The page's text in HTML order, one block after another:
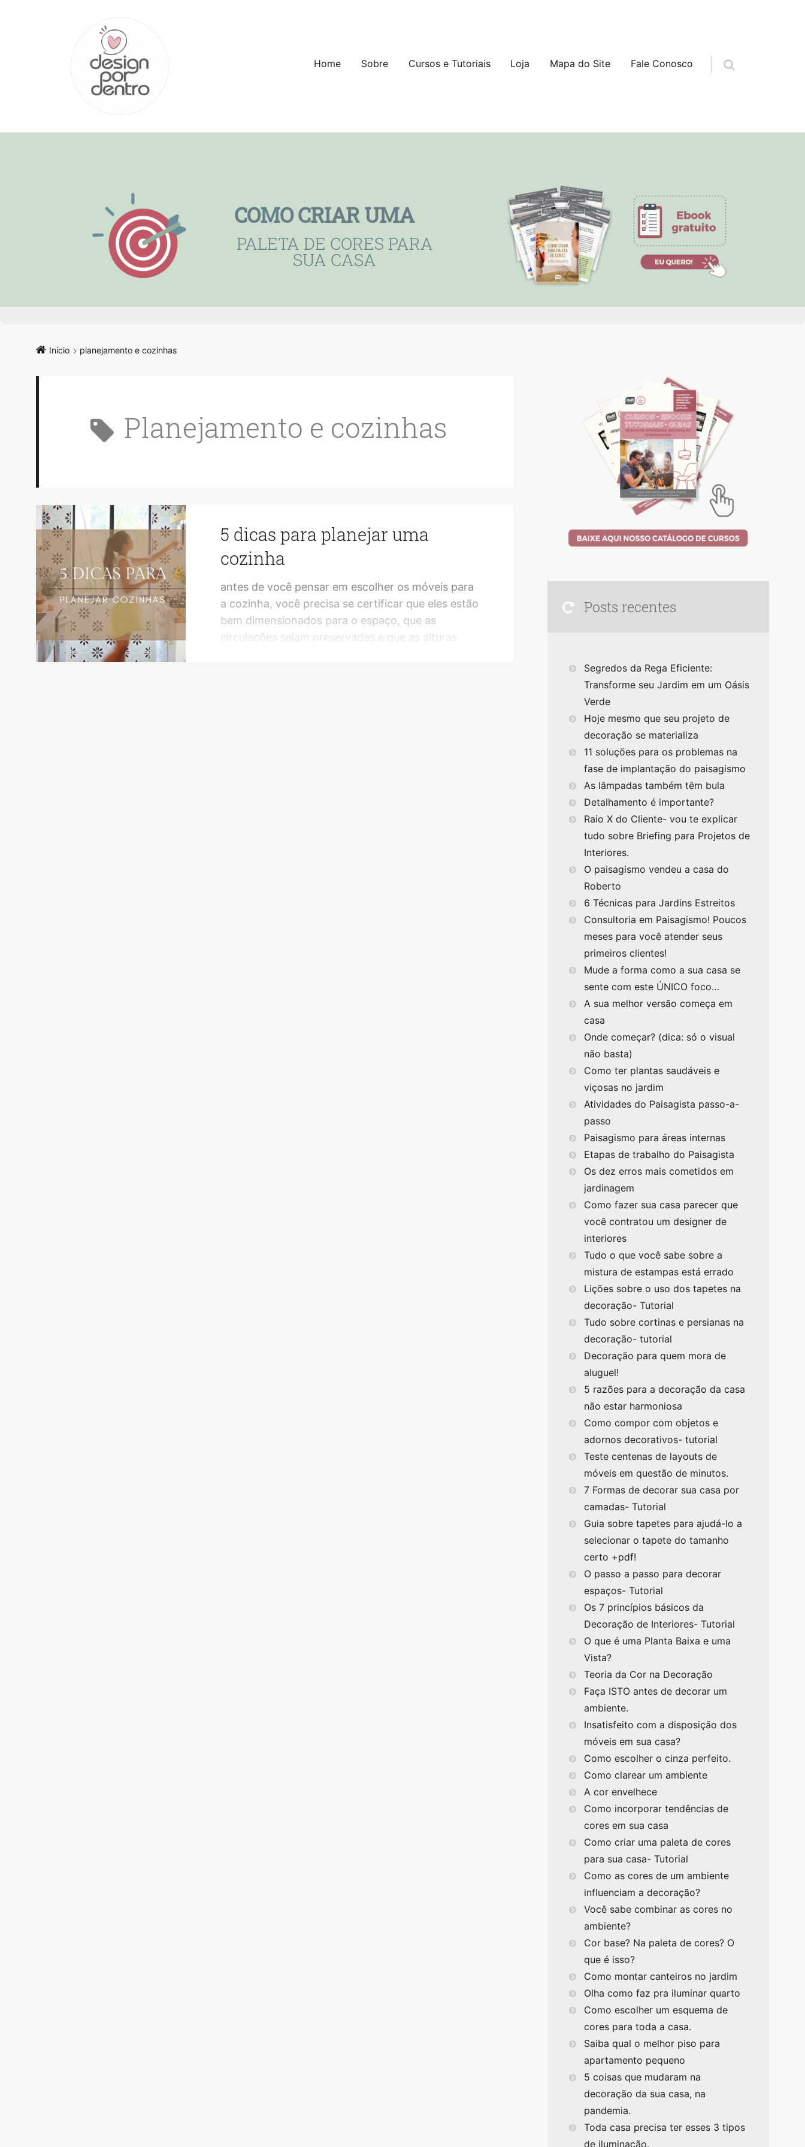
Pular para o conteúdo
Home Sobre Cursos e Tutoriais Loja Mapa do Site Fale Conosco
COMO CRIAR UMA
PALETA DE CORES PARA
SUA CASA
Início planejamento e cozinhas
planejamento e cozinhas
5 dicas para planejar uma
cozinha
antes de você pensar em escolher os móveis para
a cozinha, você precisa se certificar que eles estão
bem dimensionados para o espaço, que as
circulações sejam preservadas e que as alturas
Posts recentes
Segredos da Rega Eficiente:
Transforme seu Jardim em um Oásis
Verde
Hoje mesmo que seu projeto de
decoração se materializa
11 soluções para os problemas na
fase de implantação do paisagismo
As lâmpadas também têm bula
Detalhamento é importante?
Raio X do Cliente- vou te explicar
tudo sobre Briefing para Projetos de
Interiores.
O paisagismo vendeu a casa do
Roberto
6 Técnicas para Jardins Estreitos
Consultoria em Paisagismo! Poucos
meses para você atender seus
primeiros clientes!
Mude a forma como a sua casa se
sente com este ÚNICO foco…
A sua melhor versão começa em
casa
Onde começar? (dica: só o visual
não basta)
Como ter plantas saudáveis e
viçosas no jardim
Atividades do Paisagista passo-a-
passo
Paisagismo para áreas internas
Etapas de trabalho do Paisagista
Os dez erros mais cometidos em
jardinagem
Como fazer sua casa parecer que
você contratou um designer de
interiores
Tudo o que você sabe sobre a
mistura de estampas está errado
Lições sobre o uso dos tapetes na
decoração- Tutorial
Tudo sobre cortinas e persianas na
decoração- tutorial
Decoração para quem mora de
aluguel!
5 razões para a decoração da casa
não estar harmoniosa
Como compor com objetos e
adornos decorativos- tutorial
Teste centenas de layouts de
móveis em questão de minutos.
7 Formas de decorar sua casa por
camadas- Tutorial
Guia sobre tapetes para ajudá-lo a
selecionar o tapete do tamanho
certo +pdf!
O passo a passo para decorar
espaços- Tutorial
Os 7 princípios básicos da
Decoração de Interiores- Tutorial
O que é uma Planta Baixa e uma
Vista?
Teoria da Cor na Decoração
Faça ISTO antes de decorar um
ambiente.
Insatisfeito com a disposição dos
móveis em sua casa?
Como escolher o cinza perfeito.
Como clarear um ambiente
A cor envelhece
Como incorporar tendências de
cores em sua casa
Como criar uma paleta de cores
para sua casa- Tutorial
Como as cores de um ambiente
influenciam a decoração?
Você sabe combinar as cores no
ambiente?
Cor base? Na paleta de cores? O
que é isso?
Como montar canteiros no jardim
Olha como faz pra iluminar quarto
Como escolher um esquema de
cores para toda a casa.
Saiba qual o melhor piso para
apartamento pequeno
5 coisas que mudaram na
decoração da sua casa, na
pandemia.
Toda casa precisa ter esses 3 tipos
de iluminação.